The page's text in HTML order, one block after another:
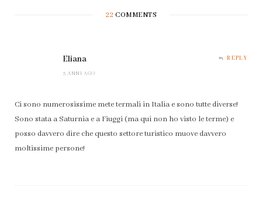
22 COMMENTS
Eliana
3 ANNI AGO
REPLY
Ci sono numerosissime mete termali in Italia e sono tutte diverse!
Sono stata a Saturnia e a Fiuggi (ma qui non ho visto le terme) e
posso davvero dire che questo settore turistico muove davvero
moltissime persone!